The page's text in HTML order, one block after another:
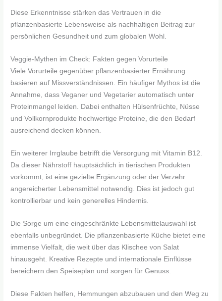
Diese Erkenntnisse stärken das Vertrauen in die
pflanzenbasierte Lebensweise als nachhaltigen Beitrag zur
persönlichen Gesundheit und zum globalen Wohl.
Veggie-Mythen im Check: Fakten gegen Vorurteile
Viele Vorurteile gegenüber pflanzenbasierter Ernährung
basieren auf Missverständnissen. Ein häufiger Mythos ist die
Annahme, dass Veganer und Vegetarier automatisch unter
Proteinmangel leiden. Dabei enthalten Hülsenfrüchte, Nüsse
und Vollkornprodukte hochwertige Proteine, die den Bedarf
ausreichend decken können.
Ein weiterer Irrglaube betrifft die Versorgung mit Vitamin B12.
Da dieser Nährstoff hauptsächlich in tierischen Produkten
vorkommt, ist eine gezielte Ergänzung oder der Verzehr
angereicherter Lebensmittel notwendig. Dies ist jedoch gut
kontrollierbar und kein generelles Hindernis.
Die Sorge um eine eingeschränkte Lebensmittelauswahl ist
ebenfalls unbegründet. Die pflanzenbasierte Küche bietet eine
immense Vielfalt, die weit über das Klischee von Salat
hinausgeht. Kreative Rezepte und internationale Einflüsse
bereichern den Speiseplan und sorgen für Genuss.
Diese Fakten helfen, Hemmungen abzubauen und den Weg zu